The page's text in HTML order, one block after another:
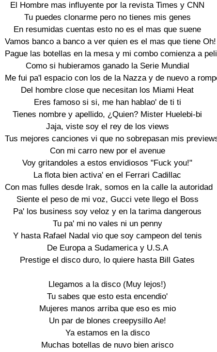
El Hombre mas influyente por la revista Times y CNN
Tu puedes clonarme pero no tienes mis genes
En resumidas cuentas esto no es el mas que suene
Vamos banco a banco a ver quien es el mas que tiene Oh!
Pague las botellas en la mesa y mi combo comienza a
Como si hubieramos ganado la Serie Mundial
Me fui pa'l espacio con los de la Nazza y de nuevo a
Del hombre close que necesitan los Miami Heat
Eres famoso si si, me han hablao' de ti ti
Tienes nombre y apellido, ¿Quien? Mister Huelebi-bi
Jaja, viste soy el rey de los views
Tus mejores canciones vi que no sobrepasan mis
Con mi carro new por el avenue
Voy gritandoles a estos envidiosos "Fuck you!"
La flota bien activa' en el Ferrari Cadillac
Con mas fulles desde Irak, somos en la calle la autoridad
Siente el peso de mi voz, Gucci vete llego el Boss
Pa' los business soy veloz y en la tarima dangerous
Tu pa' mi no vales ni un penny
Y hasta Rafael Nadal vio que soy campeon del tenis
De Europa a Sudamerica y U.S.A
Prestige el disco duro, lo quiere hasta Bill Gates
Llegamos a la disco (Muy lejos!)
Tu sabes que esto esta encendio'
Mujeres manos arriba que eso es mio
Un par de blones creepysillo Ae!
Ya estamos en la disco
Muchas botellas de nuvo bien arisco